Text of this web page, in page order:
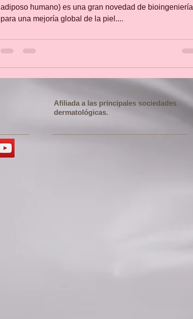
adiposo humano) es una gran novedad de bioingeniería
para una mejoría global de la piel....
Afiliada a las principales sociedades
dermatológicas.